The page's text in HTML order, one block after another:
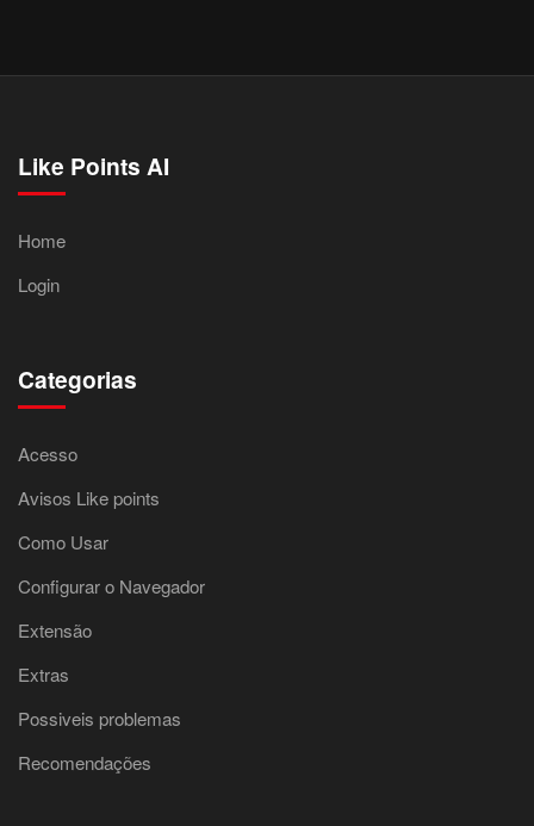
Like Points AI
Home
Login
Categorias
Acesso
Avisos Like points
Como Usar
Configurar o Navegador
Extensão
Extras
Possiveis problemas
Recomendações